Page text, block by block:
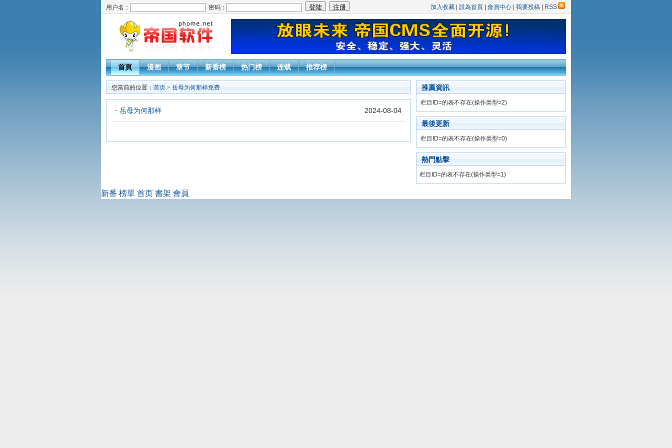
用户名： 密码： 加入收藏 設為首頁 會員中心 我要投稿 RSS
首頁 漫画 章节 新番榜 热门榜 连载 推荐榜
您當前的位置： 首页 > 岳母为何那样免费
岳母为何那样 2024-08-04
推薦資訊
栏目ID=的表不存在(操作类型=2)
最後更新
栏目ID=的表不存在(操作类型=0)
熱門點擊
栏目ID=的表不存在(操作类型=1)
新番 榜單 首页 書架 會員